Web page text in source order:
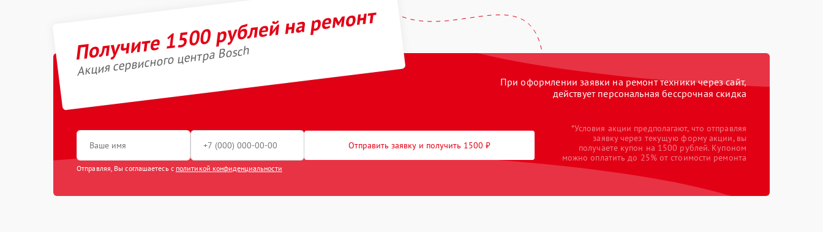
Получите 1500 рублей на ремонт
Акция сервисного центра Bosch
При оформлении заявки на ремонт техники через сайт,
действует персональная бессрочная скидка
Отправить заявку и получить 1500 ₽
Отправляя, Вы соглашаетесь с политикой конфиденциальности
*Условия акции предполагают, что отправляя
заявку через текущую форму акции, вы
получаете купон на 1500 рублей. Купоном
можно оплатить до 25% от стоимости ремонта